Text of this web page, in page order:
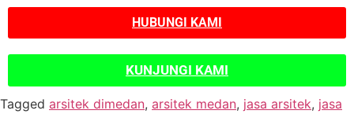
HUBUNGI KAMI
KUNJUNGI KAMI
Tagged arsitek dimedan, arsitek medan, jasa arsitek, jasa